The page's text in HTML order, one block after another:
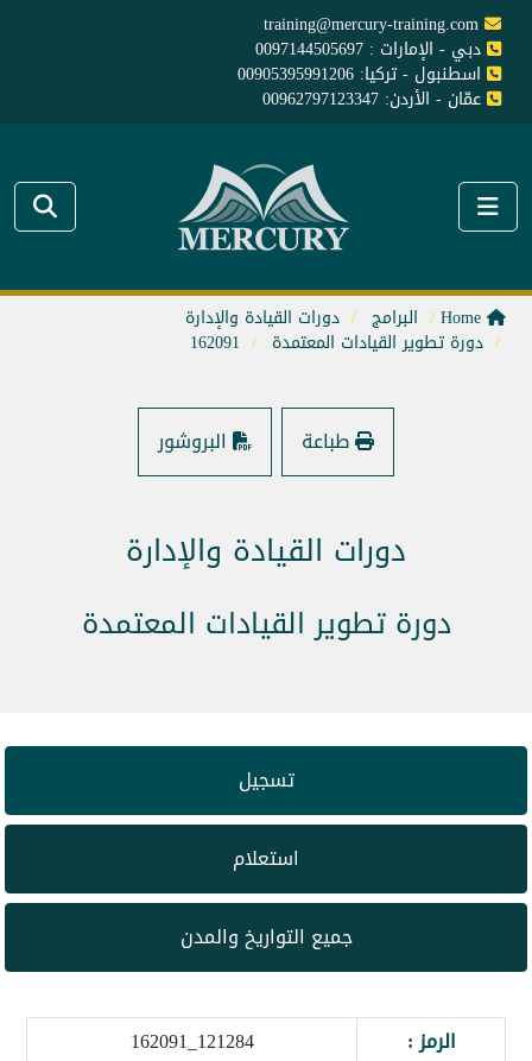
training@mercury-training.com
دبي - الإمارات : 0097144505697
اسطنبول - تركيا: 00905395991206
عمّان - الأردن: 00962797123347
البرامج دورات القيادة والإدارة
دورة تطوير القيادات المعتمدة 162091
طباعة البروشور
دورات القيادة والإدارة
دورة تطوير القيادات المعتمدة
تسجيل
استعلام
جميع التواريخ والمدن
الرمز :
121284_162091